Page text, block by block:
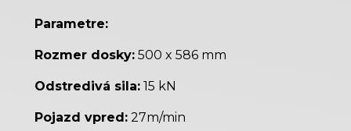
Parametre:
Rozmer dosky: 500 x 586 mm
Odstredivá sila: 15 kN
Pojazd vpred: 27m/min